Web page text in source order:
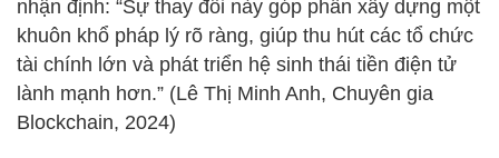
nhận định: “Sự thay đổi này góp phần xây dựng một
khuôn khổ pháp lý rõ ràng, giúp thu hút các tổ chức
tài chính lớn và phát triển hệ sinh thái tiền điện tử
lành mạnh hơn.” (Lê Thị Minh Anh, Chuyên gia
Blockchain, 2024)